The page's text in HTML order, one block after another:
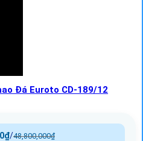
Đá Euroto CD-189/12
48,800,000₫
/
₫